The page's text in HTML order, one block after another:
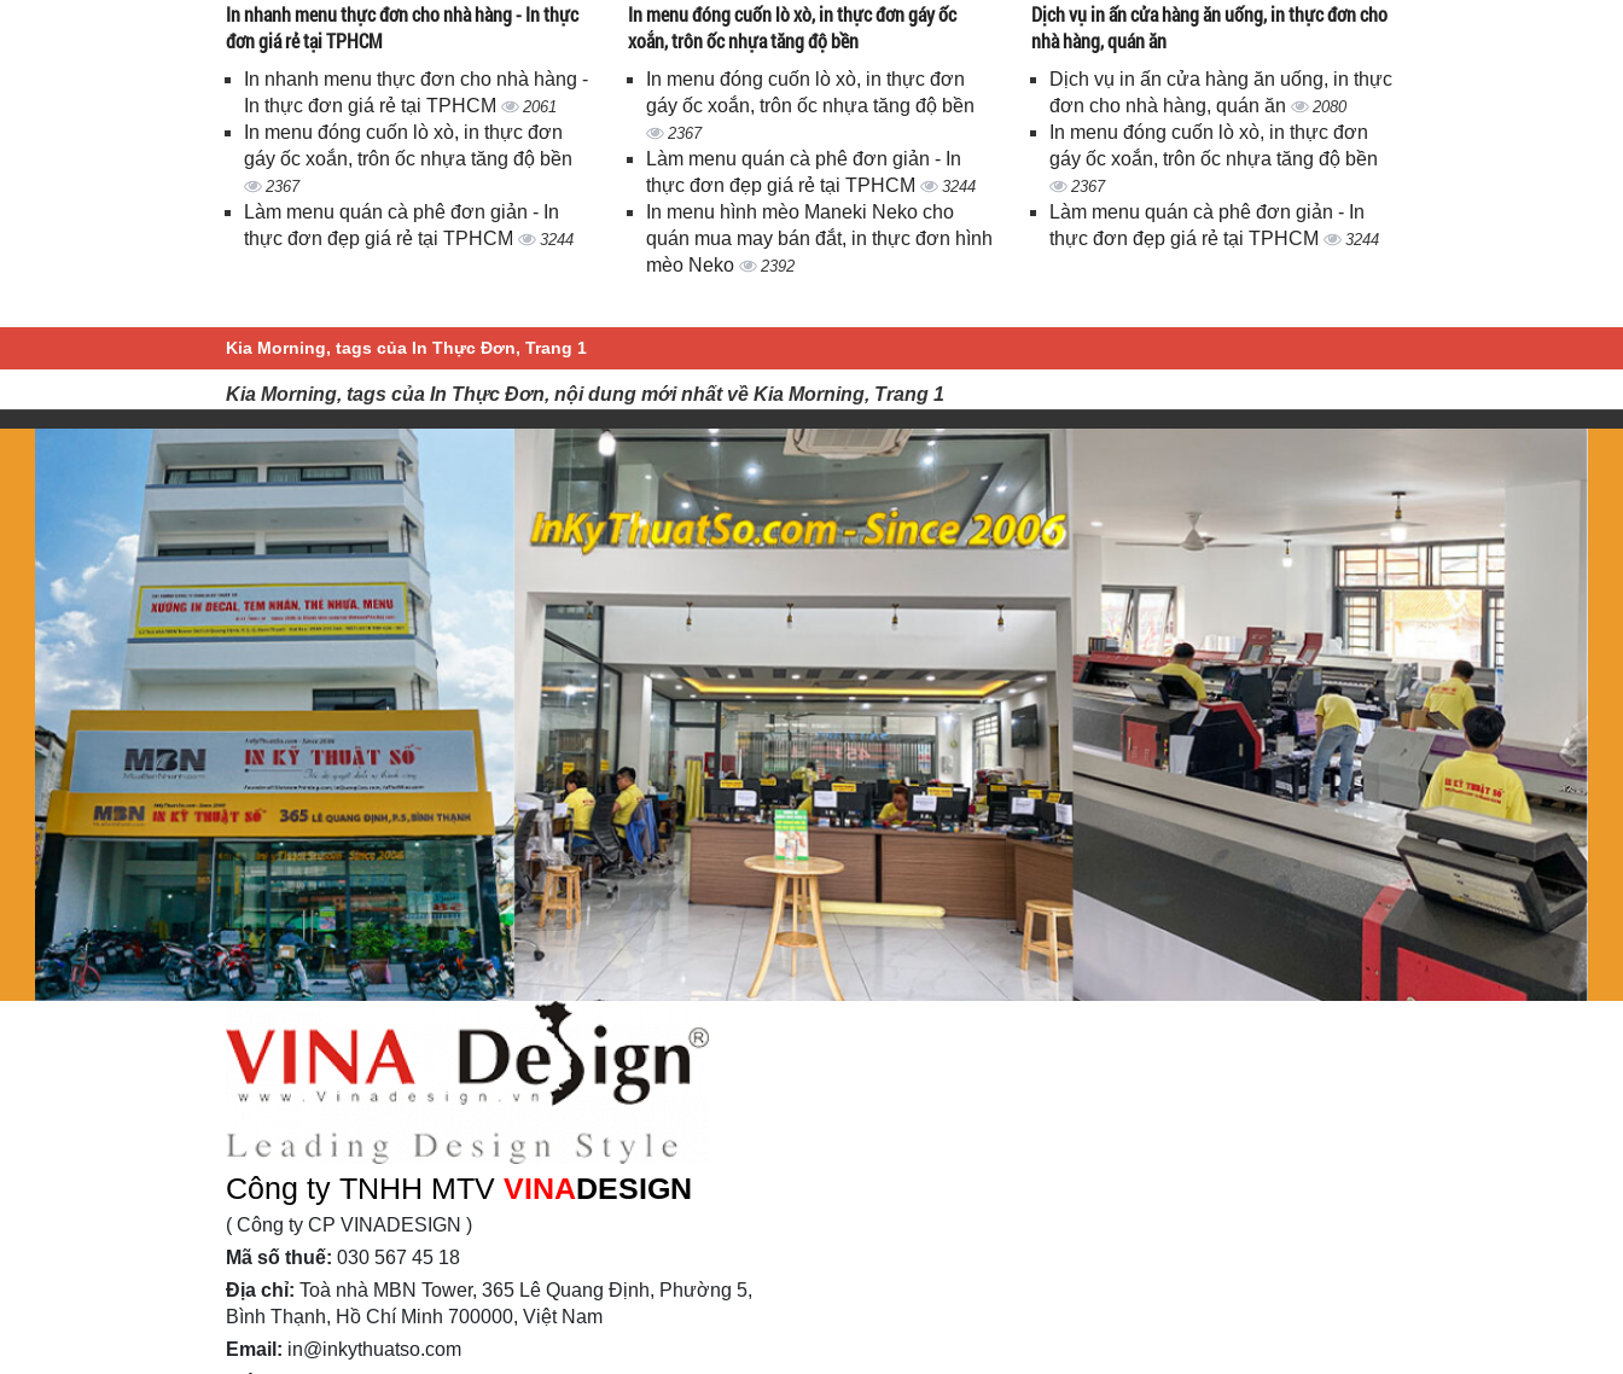
In nhanh menu thực đơn cho nhà hàng - In thực
đơn giá rẻ tại TPHCM
In nhanh menu thực đơn cho nhà hàng -
In thực đơn giá rẻ tại TPHCM
2061
In menu đóng cuốn lò xò, in thực đơn
gáy ốc xoắn, trôn ốc nhựa tăng độ bền
2367
Làm menu quán cà phê đơn giản - In
thực đơn đẹp giá rẻ tại TPHCM
3244
In menu đóng cuốn lò xò, in thực đơn gáy ốc
xoắn, trôn ốc nhựa tăng độ bền
In menu đóng cuốn lò xò, in thực đơn
gáy ốc xoắn, trôn ốc nhựa tăng độ bền
2367
Làm menu quán cà phê đơn giản - In
thực đơn đẹp giá rẻ tại TPHCM
3244
In menu hình mèo Maneki Neko cho
quán mua may bán đắt, in thực đơn hình
mèo Neko
2392
Dịch vụ in ấn cửa hàng ăn uống, in thực đơn cho
nhà hàng, quán ăn
Dịch vụ in ấn cửa hàng ăn uống, in thực
đơn cho nhà hàng, quán ăn
2080
In menu đóng cuốn lò xò, in thực đơn
gáy ốc xoắn, trôn ốc nhựa tăng độ bền
2367
Làm menu quán cà phê đơn giản - In
thực đơn đẹp giá rẻ tại TPHCM
3244
Kia Morning, tags của In Thực Đơn, Trang 1
Kia Morning, tags của In Thực Đơn, nội dung mới nhất về Kia Morning, Trang 1
Công ty TNHH MTV VINADESIGN
( Công ty CP VINADESIGN )
Mã số thuế: 030 567 45 18
Địa chỉ: Toà nhà MBN Tower, 365 Lê Quang Định, Phường 5,
Bình Thạnh, Hồ Chí Minh 700000, Việt Nam
Email: in@inkythuatso.com